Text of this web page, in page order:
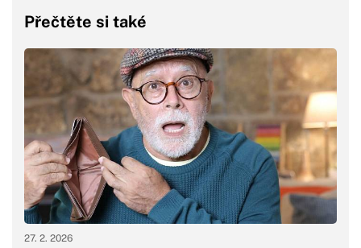
Přečtěte si také
27. 2. 2026